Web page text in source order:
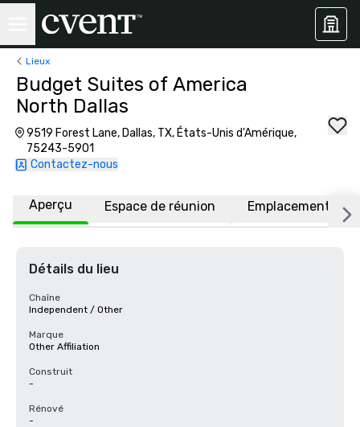
Lieux
Budget Suites of America
North Dallas
9519 Forest Lane, Dallas, TX, États-Unis d'Amérique,
75243-5901
Contactez-nous
Aperçu Espace de réunion Emplacement
Détails du lieu
Chaîne
Independent / Other
Marque
Other Affiliation
Construit
-
Rénové
-